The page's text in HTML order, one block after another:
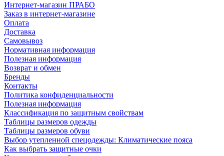
Интернет-магазин ПРАБО
Заказ в интернет-магазине
Оплата
Доставка
Самовывоз
Нормативная информация
Полезная информация
Возврат и обмен
Бренды
Контакты
Политика конфиденциальности
Полезная информация
Классификация по защитным свойствам
Таблицы размеров одежды
Таблицы размеров обуви
Выбор утепленной спецодежды: Климатические пояса
Как выбрать защитные очки